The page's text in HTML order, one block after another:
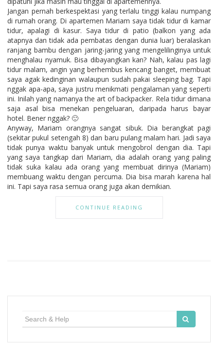
Jangan pernah berkespektasi yang terlalu tinggi kalau numpang
di rumah orang. Di apartemen Mariam saya tidak tidur di kamar
tidur, apalagi di kasur. Saya tidur di patio (balkon yang ada
atapnya dan tidak ada pembatas dengan dunia luar) beralaskan
ranjang bambu dengan jaring-jaring yang mengelilinginya untuk
menghalau nyamuk. Bisa dibayangkan kan? Nah, kalau pas lagi
tidur malam, angin yang berhembus kencang banget, membuat
saya agak kedinginan walaupun sudah pakai sleeping bag. Tapi
nggak apa-apa, saya justru menikmati pengalaman yang seperti
ini. Inilah yang namanya the art of backpacker. Rela tidur dimana
saja asal bisa menekan pengeluaran, daripada harus bayar
hotel. Bener nggak? 🙂
Anyway, Mariam orangnya sangat sibuk. Dia berangkat pagi
(sekitar pukul setengah 8) dan baru pulang malam hari. Jadi saya
tidak punya waktu banyak untuk mengobrol dengan dia. Tapi
yang saya tangkap dari Mariam, dia adalah orang yang paling
tidak suka kalau ada orang yang membuat dirinya (Mariam)
membuang waktu dengan percuma. Dia bisa marah karena hal
ini. Tapi saya rasa semua orang juga akan demikian.
CONTINUE READING